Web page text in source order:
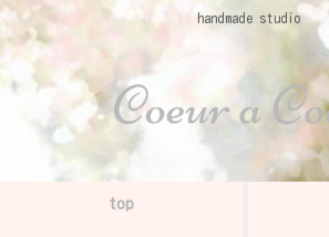
handmade studio
top